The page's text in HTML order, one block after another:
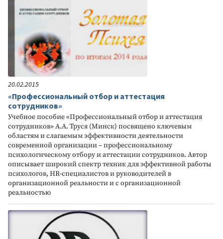
20.02.2015
«Профессиональный отбор и аттестация
сотрудников»
Учебное пособие «Профессиональный отбор и аттестация
сотрудников» А.А. Труся (Минск) посвящено ключевым
областям и слагаемым эффективности деятельности
современной организации – профессиональному
психологическому отбору и аттестации сотрудников. Автор
описывает широкий спектр техник для эффективной работы
психологов, HR-специалистов и руководителей в
организационной реальности и с организационной
реальностью